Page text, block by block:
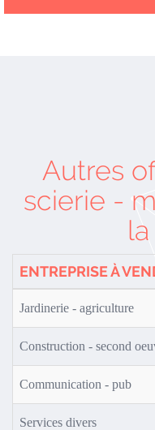
Autres
scierie -
ENTREPRISE À
Jardinerie - agriculture
Construction - second
Communication - pub
Services divers